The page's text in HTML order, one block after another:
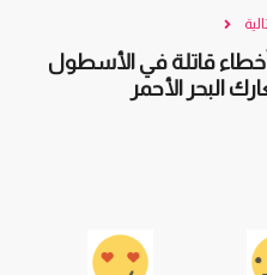
قاتلة في الأسطول
البحر الأحمر